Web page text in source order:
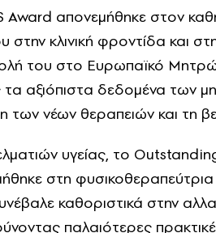
Award απονεμήθηκε στον
κλινική φροντίδα και
του στο Ευρωπαϊκό
τα αξιόπιστα δεδομένα των
των νέων θεραπειών και τη
υγείας, το
στη
καθοριστικά στην
παλαιότερες